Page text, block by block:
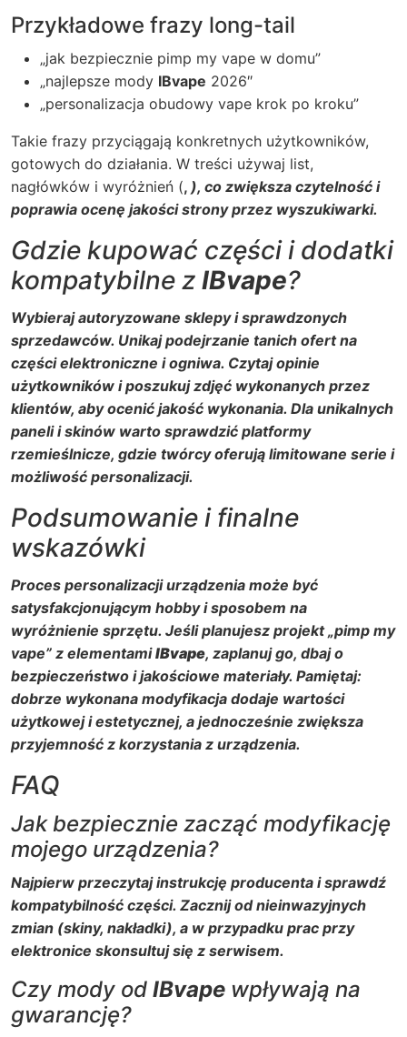
Przykładowe frazy long-tail
„jak bezpiecznie pimp my vape w domu”
„najlepsze mody IBvape 2026″
„personalizacja obudowy vape krok po kroku”
Takie frazy przyciągają konkretnych użytkowników,
gotowych do działania. W treści używaj list,
nagłówków i wyróżnień (, ), co zwiększa czytelność i
poprawia ocenę jakości strony przez wyszukiwarki.
Gdzie kupować części i dodatki
kompatybilne z IBvape?
Wybieraj autoryzowane sklepy i sprawdzonych
sprzedawców. Unikaj podejrzanie tanich ofert na
części elektroniczne i ogniwa. Czytaj opinie
użytkowników i poszukuj zdjęć wykonanych przez
klientów, aby ocenić jakość wykonania. Dla unikalnych
paneli i skinów warto sprawdzić platformy
rzemieślnicze, gdzie twórcy oferują limitowane serie i
możliwość personalizacji.
Podsumowanie i finalne
wskazówki
Proces personalizacji urządzenia może być
satysfakcjonującym hobby i sposobem na
wyróżnienie sprzętu. Jeśli planujesz projekt „pimp my
vape” z elementamiIBvape, zaplanuj go, dbaj o
bezpieczeństwo i jakościowe materiały. Pamiętaj:
dobrze wykonana modyfikacja dodaje wartości
użytkowej i estetycznej, a jednocześnie zwiększa
przyjemność z korzystania z urządzenia.
FAQ
Jak bezpiecznie zacząć modyfikację
mojego urządzenia?
Najpierw przeczytaj instrukcję producenta i sprawdź
kompatybilność części. Zacznij od nieinwazyjnych
zmian (skiny, nakładki), a w przypadku prac przy
elektronice skonsultuj się z serwisem.
Czy mody od IBvape wpływają na
gwarancję?